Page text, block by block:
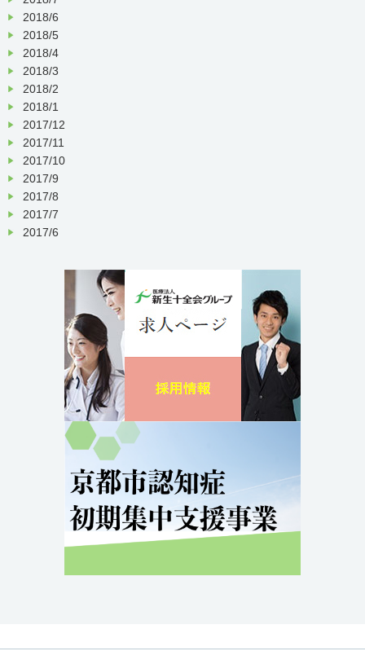
2018/6
2018/5
2018/4
2018/3
2018/2
2018/1
2017/12
2017/11
2017/10
2017/9
2017/8
2017/7
2017/6